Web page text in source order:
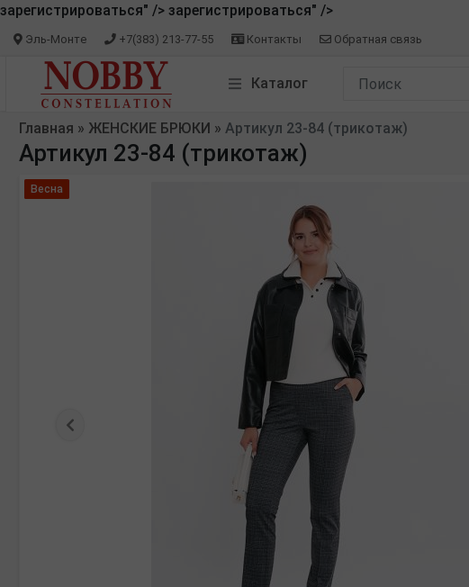
зарегистрироваться" /> зарегистрироваться" />
Эль-Монте +7(383) 213-77-55 Контакты Обратная связь
Каталог
Главная » ЖЕНСКИЕ БРЮКИ » Артикул 23-84 (трикотаж)
Артикул 23-84 (трикотаж)
Весна
Предыдущая